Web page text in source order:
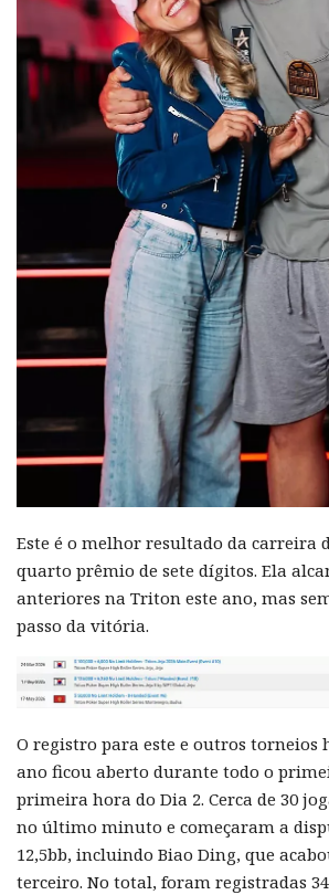
Este é o melhor resultado da carreira
quarto prêmio de sete dígitos. Ela
anteriores na Triton este ano, mas
passo da vitória.
O registro para este e outros torneios
ano ficou aberto durante todo o
primeira hora do Dia 2. Cerca de 30
no último minuto e começaram a
12,5bb, incluindo Biao Ding, que
terceiro. No total, foram registradas